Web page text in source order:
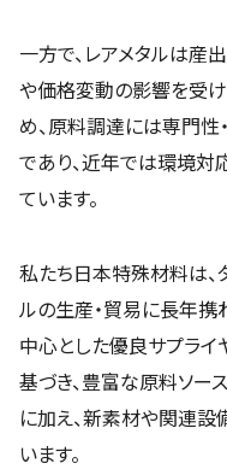
一方で、レアメタルは産
や価格変動の影響を受け
め、原料調達には専門性
であり、近年では環境
ています。
私たち日本特殊材料は、
ルの生産・貿易に長年携
中心とした優良サプラ
基づき、豊富な原料ソー
に加え、新素材や関連
います。